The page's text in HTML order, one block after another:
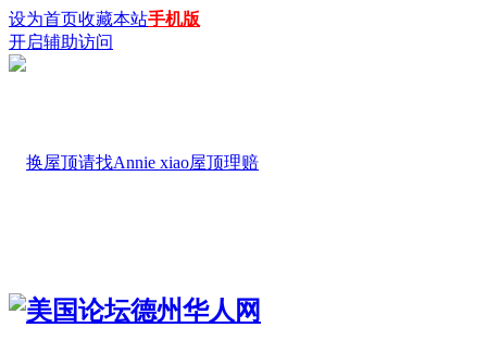
设为首页收藏本站手机版
开启辅助访问